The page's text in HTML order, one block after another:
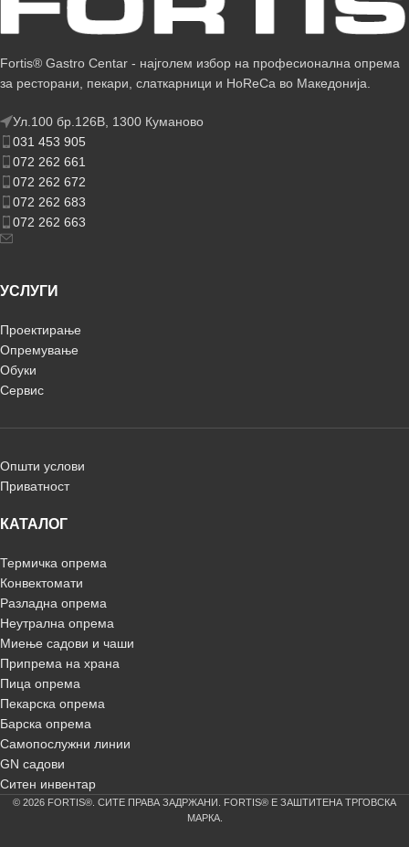
Fortis® Gastro Centar - најголем избор на професионална опрема
за ресторани, пекари, слаткарници и HoReCa во Македонија.
Ул.100 бр.126В, 1300 Куманово
031 453 905
072 262 661
072 262 672
072 262 683
072 262 663
УСЛУГИ
Проектирање
Опремување
Обуки
Сервис
Општи услови
Приватност
КАТАЛОГ
Термичка опрема
Конвектомати
Разладна опрема
Неутрална опрема
Миење садови и чаши
Припрема на храна
Пица опрема
Пекарска опрема
Барска опрема
Самопослужни линии
GN садови
Ситен инвентар
© 2026 FORTIS®. СИТЕ ПРАВА ЗАДРЖАНИ. FORTIS® Е ЗАШТИТЕНА ТРГОВСКА
МАРКА.